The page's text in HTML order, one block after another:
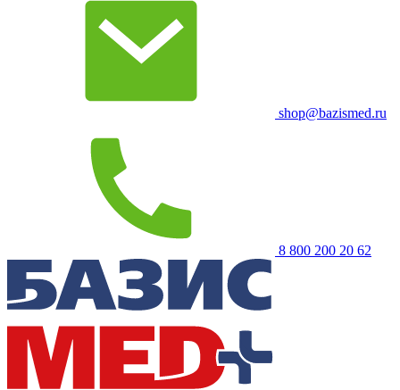
shop@bazismed.ru
8 800 200 20 62